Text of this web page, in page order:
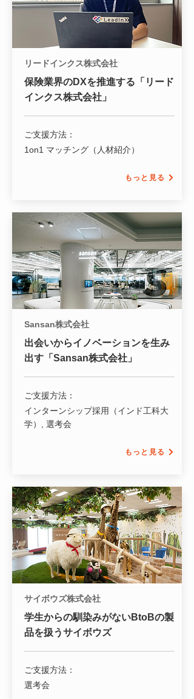
リードインクス株式会社
保険業界のDXを推進する「リード
インクス株式会社」
ご支援方法：
1on1 マッチング（人材紹介）
もっと見る
Sansan株式会社
出会いからイノベーションを生み
出す「Sansan株式会社」
ご支援方法：
インターンシップ採用（インド工科大
学）, 選考会
もっと見る
サイボウズ株式会社
学生からの馴染みがないBtoBの製
品を扱うサイボウズ
ご支援方法：
選考会